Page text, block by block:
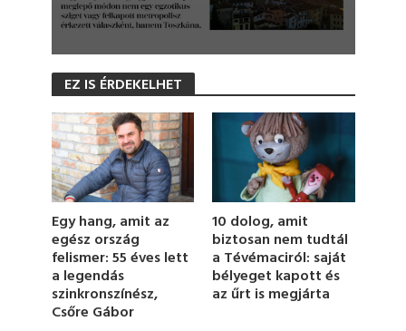
s
o
n
d
s
o
f
1
m
i
n
u
t
e
,
2
EZ IS ÉRDEKELHET
Egy hang, amit az
egész ország
felismer: 55 éves lett
a legendás
szinkronszínész,
Csőre Gábor
10 dolog, amit
biztosan nem tudtál
a Tévémaciról: saját
bélyeget kapott és
az űrt is megjárta